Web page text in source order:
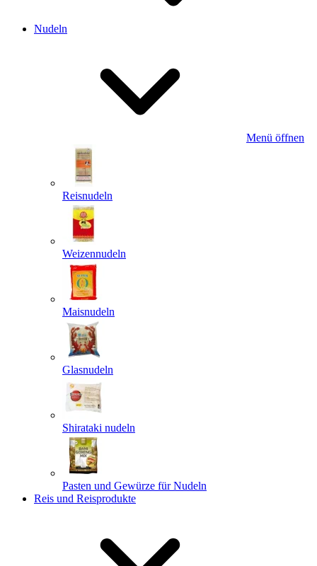
Nudeln
Menü öffnen
Reisnudeln
Weizennudeln
Maisnudeln
Glasnudeln
Shirataki nudeln
Pasten und Gewürze für Nudeln
Reis und Reisprodukte